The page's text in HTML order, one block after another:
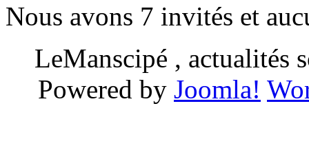
Nous avons 7 invités et
LeManscipé , actualités
Powered by Joomla!